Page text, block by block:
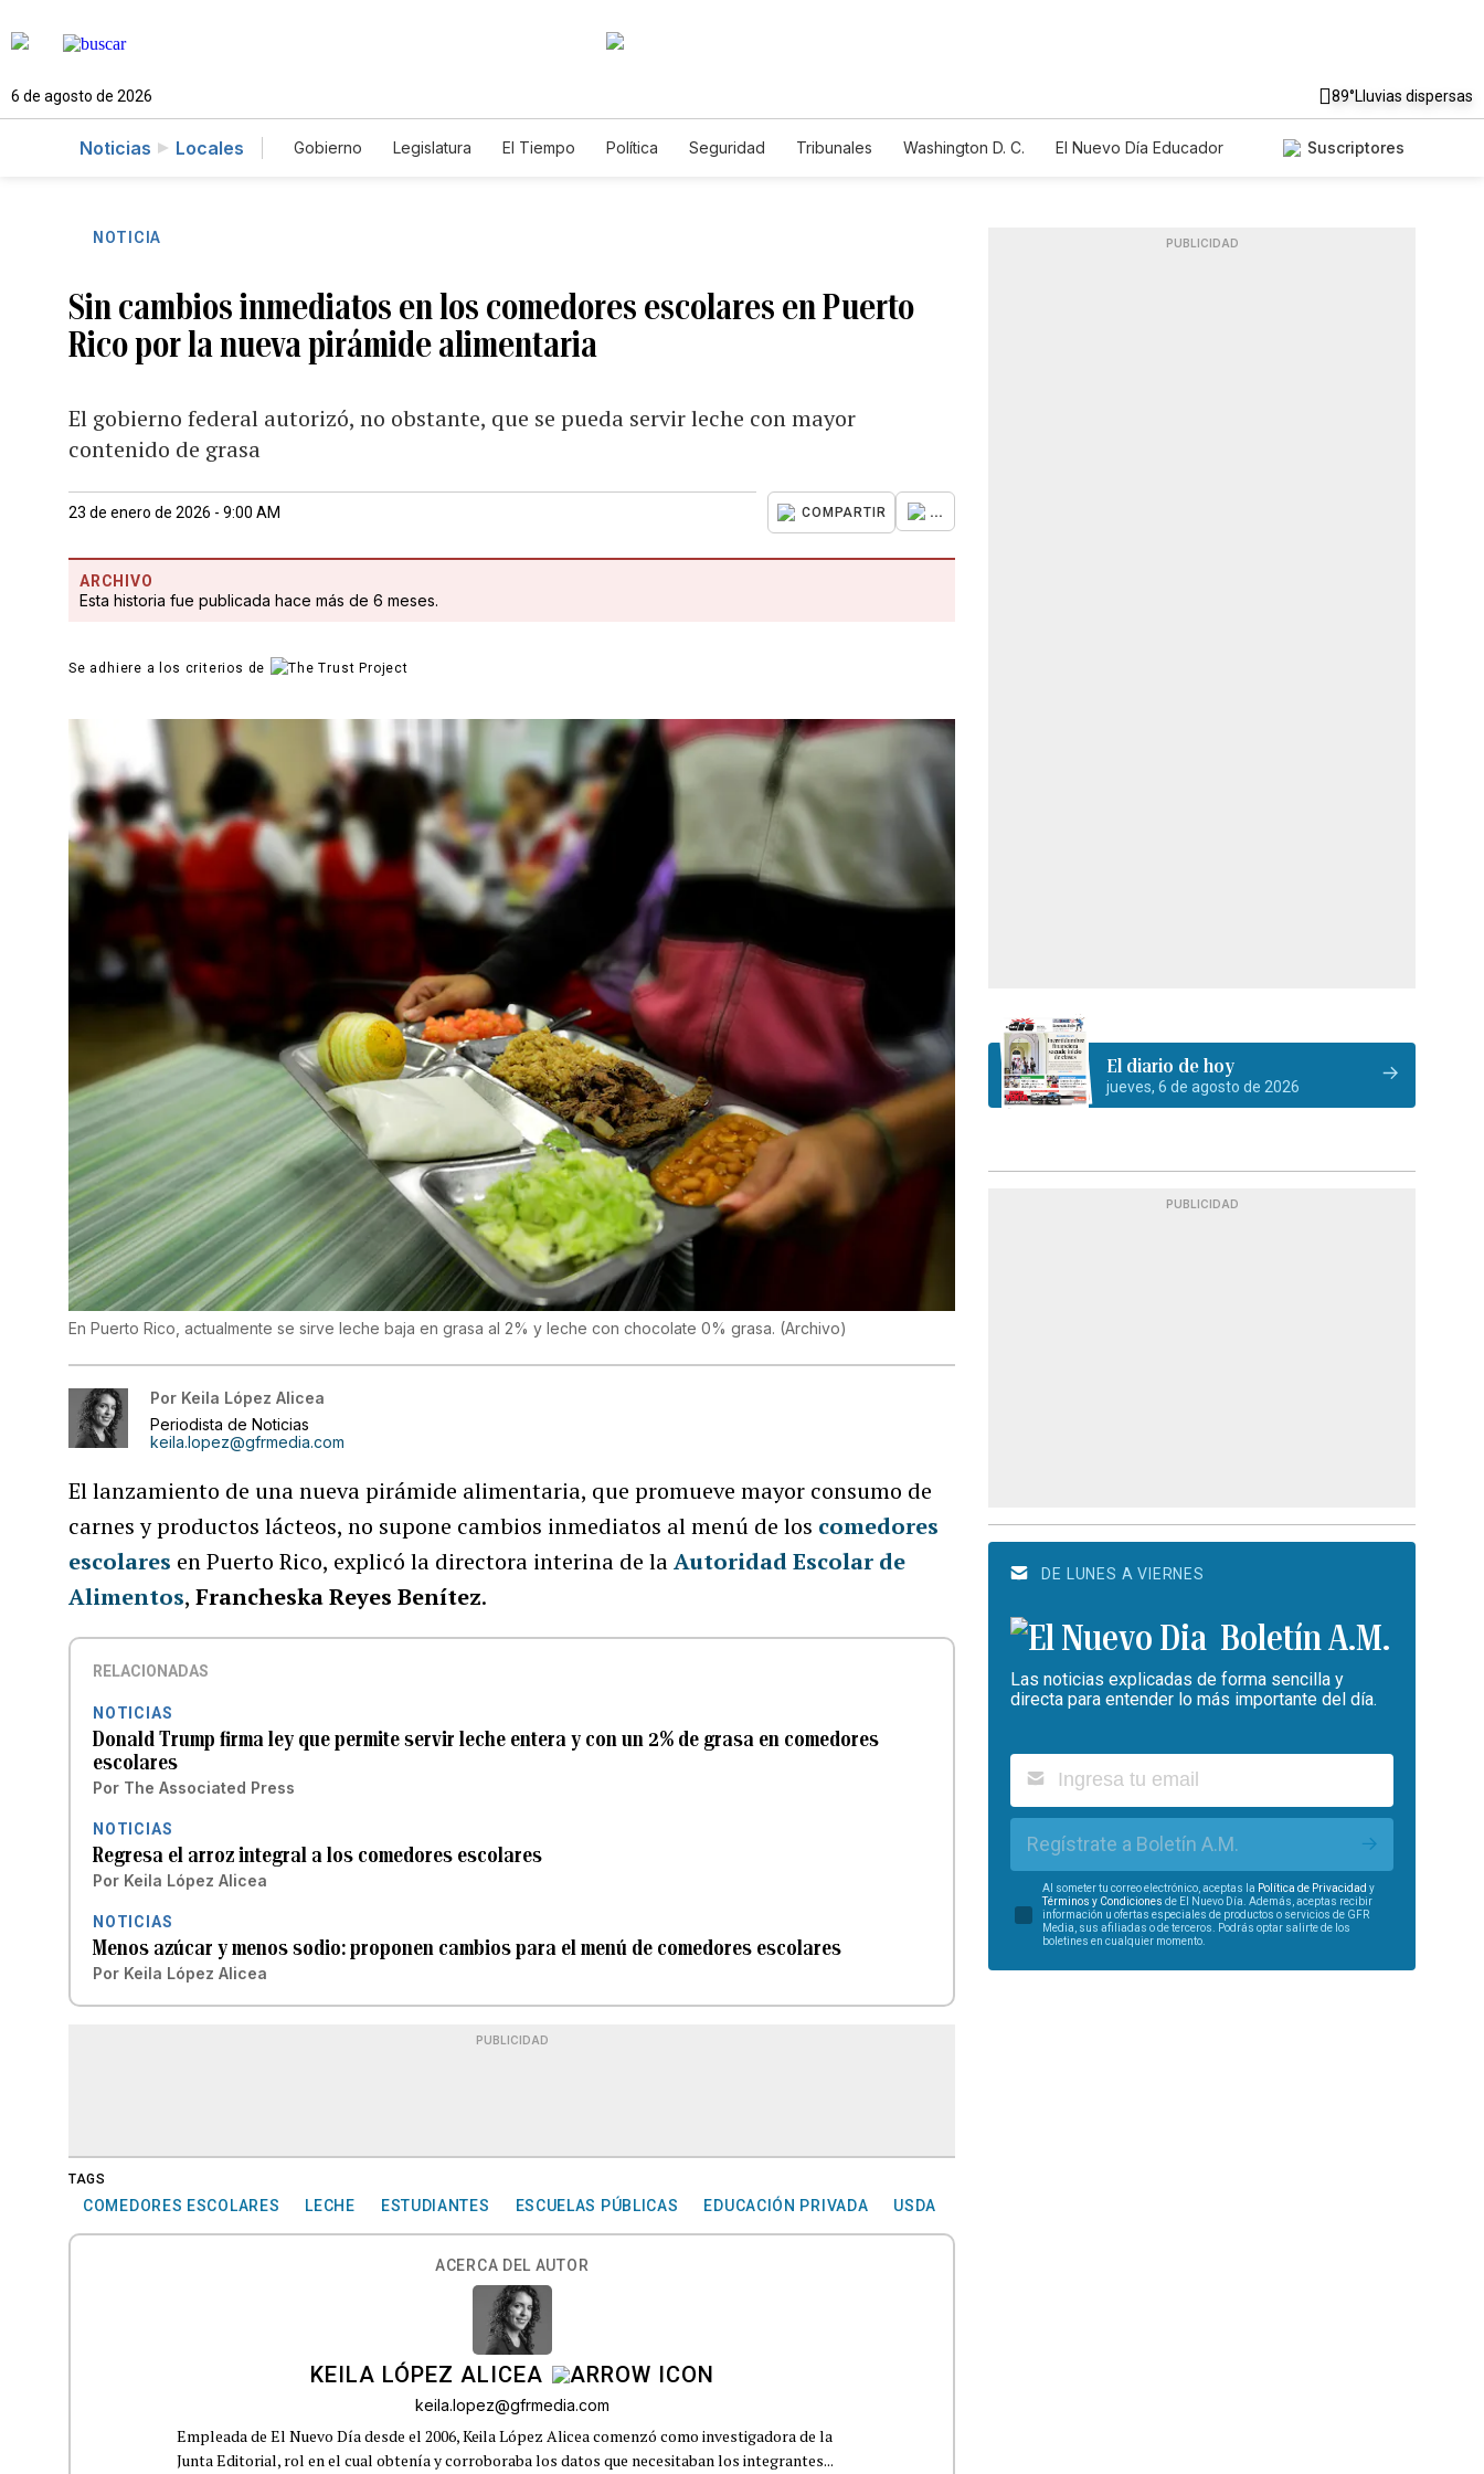
6 de agosto de 2026 89°Lluvias dispersas
Noticias Locales Gobierno Legislatura El Tiempo Política Seguridad Tribunales Washington D. C.
El Nuevo Día Educador
Suscriptores
NOTICIA
Sin cambios inmediatos en los comedores escolares en Puerto
Rico por la nueva pirámide alimentaria
El gobierno federal autorizó, no obstante, que se pueda servir leche con mayor
contenido de grasa
23 de enero de 2026 - 9:00 AM COMPARTIR ...
ARCHIVO
Esta historia fue publicada hace más de 6 meses.
Se adhiere a los criterios de
En Puerto Rico, actualmente se sirve leche baja en grasa al 2% y leche con chocolate 0% grasa. (Archivo)
Por Keila López Alicea
Periodista de Noticias
keila.lopez@gfrmedia.com
El lanzamiento de una nueva pirámide alimentaria, que promueve mayor consumo de
carnes y productos lácteos, no supone cambios inmediatos al menú de los comedores
escolares en Puerto Rico, explicó la directora interina de laAutoridad Escolar de
Alimentos,Francheska Reyes Benítez.
RELACIONADAS
NOTICIAS
Donald Trump firma ley que permite servir leche entera y con un 2% de grasa en comedores
escolares
Por The Associated Press
NOTICIAS
Regresa el arroz integral a los comedores escolares
Por Keila López Alicea
NOTICIAS
Menos azúcar y menos sodio: proponen cambios para el menú de comedores escolares
Por Keila López Alicea
PUBLICIDAD
TAGS
COMEDORES ESCOLARES LECHE ESTUDIANTES ESCUELAS PÚBLICAS EDUCACIÓN PRIVADA USDA
ACERCA DEL AUTOR
KEILA LÓPEZ ALICEA
keila.lopez@gfrmedia.com
Empleada de El Nuevo Día desde el 2006, Keila López Alicea comenzó como investigadora de la
Junta Editorial, rol en el cual obtenía y corroboraba los datos que necesitaban los integrantes...
PUBLICIDAD
El diario de hoy
jueves, 6 de agosto de 2026
PUBLICIDAD
DE LUNES A VIERNES
Boletín A.M.
Las noticias explicadas de forma sencilla y
directa para entender lo más importante del día.
Regístrate a Boletín A.M.
Al someter tu correo electrónico, aceptas la Política de Privacidad y
Términos y Condiciones de El Nuevo Día. Además, aceptas recibir
información u ofertas especiales de productos o servicios de GFR
Media, sus afiliadas o de terceros. Podrás optar salirte de los
boletines en cualquier momento.